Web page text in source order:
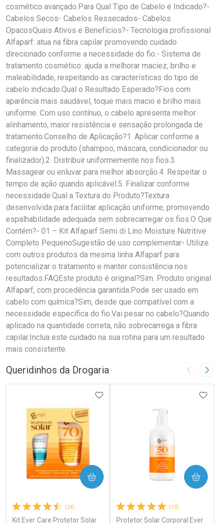
cosmético avançado.Para Qual Tipo de Cabelo é Indicado?-
Cabelos Secos- Cabelos Ressecados- Cabelos
OpacosQuais Ativos e Benefícios?- Tecnologia profissional
Alfaparf: atua na fibra capilar promovendo cuidado
direcionado conforme a necessidade do fio.- Sistema de
tratamento cosmético: ajuda a melhorar maciez, brilho e
maleabilidade, respeitando as características do tipo de
cabelo indicado.Qual o Resultado Esperado?Fios com
aparência mais saudável, toque mais macio e brilho mais
uniforme. Com uso contínuo, o cabelo apresenta melhor
alinhamento, maior resistência e sensação prolongada de
tratamento.Conselho de Aplicação?1. Aplicar conforme a
categoria do produto (shampoo, máscara, condicionador ou
finalizador).2. Distribuir uniformemente nos fios.3.
Massagear ou enluvar para melhor absorção.4. Respeitar o
tempo de ação quando aplicável.5. Finalizar conforme
necessidade.Qual a Textura do Produto?Textura
desenvolvida para facilitar aplicação uniforme, promovendo
espalhabilidade adequada sem sobrecarregar os fios.O Que
Contém?- 01 – Kit Alfaparf Semi di Lino Moisture Nutritive
Completo PequenoSugestão de uso complementar- Utilize
com outros produtos da mesma linha Alfaparf para
potencializar o tratamento e manter consistência nos
resultados.FAQEste produto é original?Sim. Produto original
Alfaparf, com procedência garantida.Pode ser usado em
cabelo com química?Sim, desde que compatível com a
necessidade específica do fio.Vai pesar no cabelo?Quando
aplicado na quantidade correta, não sobrecarrega a fibra
capilar.Inclua este cuidado na sua rotina para um resultado
mais consistente.
Queridinhos da Drogaria Imagem
(24)
Kit Ever Care Protetor Solar
ADICIONAR AOS FAVORITOS
COMPRAR
(13)
Protetor Solar Corporal Ever
COMPRAR